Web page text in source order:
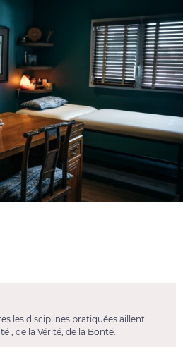
les disciplines pratiquées aillent
, de la Vérité, de la Bonté.